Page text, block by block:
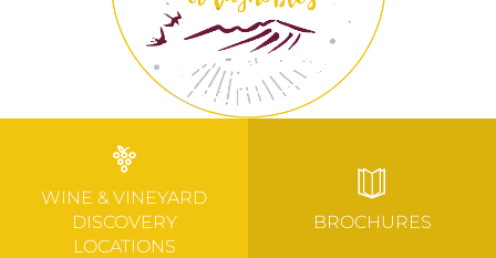
WINE & VINEYARD
DISCOVERY
LOCATIONS
BROCHURES